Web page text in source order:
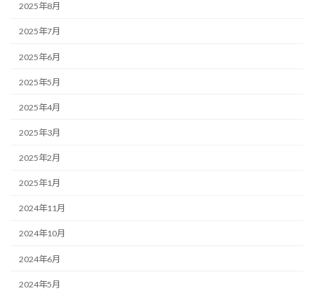
2025年8月
2025年7月
2025年6月
2025年5月
2025年4月
2025年3月
2025年2月
2025年1月
2024年11月
2024年10月
2024年6月
2024年5月